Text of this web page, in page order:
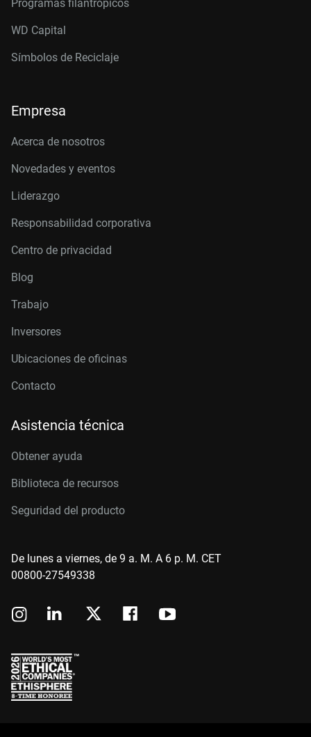
Programas filantrópicos
WD Capital
Símbolos de Reciclaje
Empresa
Acerca de nosotros
Novedades y eventos
Liderazgo
Responsabilidad corporativa
Centro de privacidad
Blog
Trabajo
Inversores
Ubicaciones de oficinas
Contacto
Asistencia técnica
Obtener ayuda
Biblioteca de recursos
Seguridad del producto
De lunes a viernes, de 9 a. M. A 6 p. M. CET
00800-27549338